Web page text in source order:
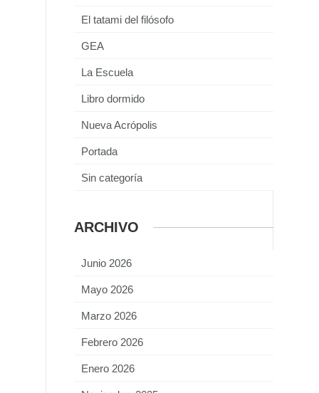
El tatami del filósofo
GEA
La Escuela
Libro dormido
Nueva Acrópolis
Portada
Sin categoría
ARCHIVO
Junio 2026
Mayo 2026
Marzo 2026
Febrero 2026
Enero 2026